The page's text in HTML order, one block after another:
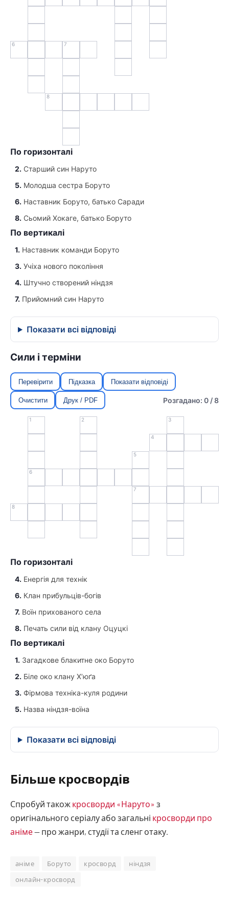
Більше кросвордів
Спробуй також кросворди «Наруто» з
оригінального серіалу або загальні кросворди про
аніме— про жанри, студії та сленг отаку.
аніме Боруто кросворд
ніндзя
онлайн-кросворд